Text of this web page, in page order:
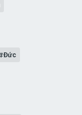
Đức